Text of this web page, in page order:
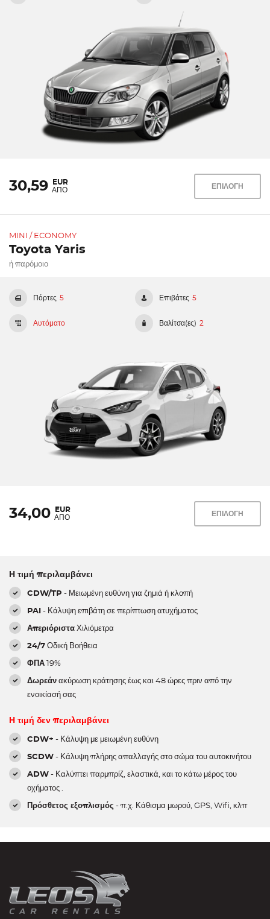
30,59
EUR
ΑΠΟ
ΕΠΙΛΟΓΗ
MINI / ECONOMY
Toyota Yaris
ή παρόμοιο
Πόρτες 5 Επιβάτες 5
Αυτόματο Βαλίτσα(ες) 2
34,00
EUR
ΑΠΟ
ΕΠΙΛΟΓΗ
Η τιμή περιλαμβάνει
CDW/TP - Μειωμένη ευθύνη για ζημιά ή κλοπή
PAI - Κάλυψη επιβάτη σε περίπτωση ατυχήματος
Απεριόριστα Χιλιόμετρα
24/7 Οδική Βοήθεια
ΦΠΑ 19%
Δωρεάν ακύρωση κράτησης έως και 48 ώρες πριν από την
ενοικίασή σας
Η τιμή δεν περιλαμβάνει
CDW+ - Κάλυψη με μειωμένη ευθύνη
SCDW - Κάλυψη πλήρης απαλλαγής στο σώμα του αυτοκινήτου
ADW - Καλύπτει παρμπρίζ, ελαστικά, και το κάτω μέρος του
οχήματος .
Πρόσθετος εξοπλισμός - π.χ. Κάθισμα μωρού, GPS, Wifi, κλπ